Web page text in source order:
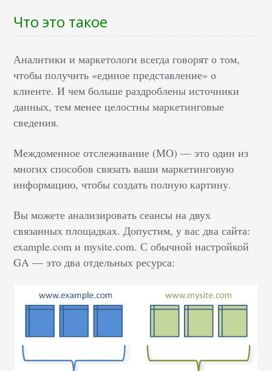
Что это такое
Аналитики и маркетологи всегда говорят о том,
чтобы получить «единое представление» о
клиенте. И чем больше раздроблены источники
данных, тем менее целостны маркетинговые
сведения.
Междоменное отслеживание (МО) — это один из
многих способов связать ваши маркетинговую
информацию, чтобы создать полную картину.
Вы можете анализировать сеансы на двух
связанных площадках. Допустим, у вас два сайта:
example.com и mysite.com. С обычной настройкой
GA — это два отдельных ресурса: